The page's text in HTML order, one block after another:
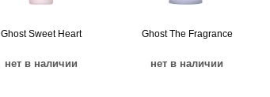
Ghost Sweet Heart
нет в наличии
Ghost The Fragrance
нет в наличии